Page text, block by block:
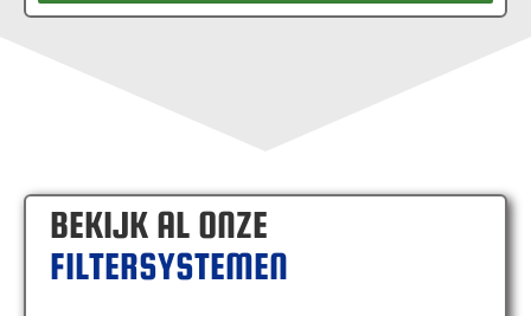
BEKIJK AL ONZE
FILTERSYSTEMEN